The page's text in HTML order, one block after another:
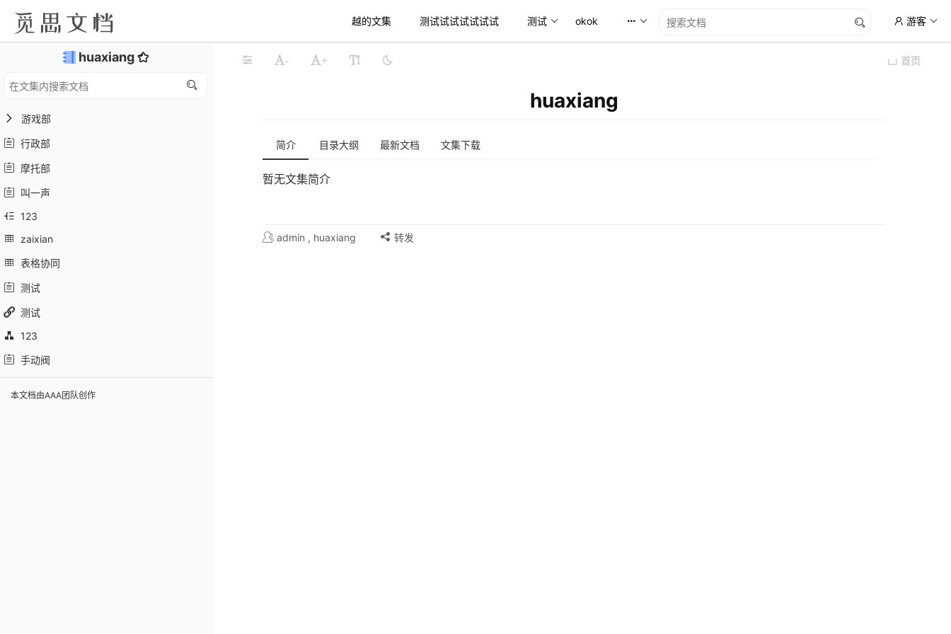
越的文集 测试试试试试试试 测试 okok 游客
huaxiang
游戏部
行政部
摩托部
叫一声
123
zaixian
表格协同
测试
测试
123
手动阀
本文档由AAA团队创作
- + 首页
huaxiang
简介 目录大纲 最新文档 文集下载
暂无文集简介
admin , huaxiang 转发